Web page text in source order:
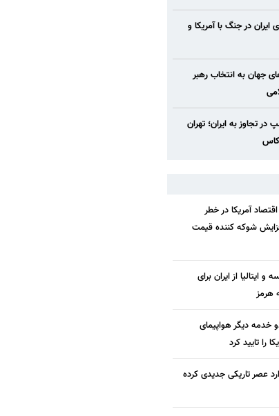
ایران در جنگ با آمریکا و
جهان به انتخاب رهبر
تجاوز به ایران؛ تهران
آمریکا در خطر
شوکه کننده قیمت
ایتالیا از ایران برای
هرمز
خدمه دیگر هواپیمای
را تایید کرد
عصر تاریکی جدیدی کرده